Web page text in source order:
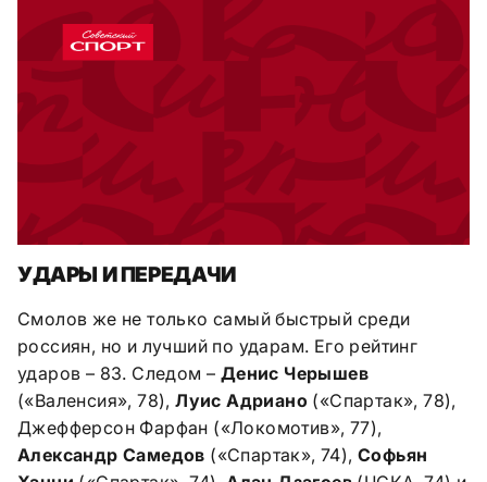
УДАРЫ И ПЕРЕДАЧИ
Смолов же не только самый быстрый среди
россиян, но и лучший по ударам. Его рейтинг
ударов – 83. Следом – Денис Черышев
(«Валенсия», 78),Луис Адриано («Спартак», 78),
Джефферсон Фарфан («Локомотив», 77),
Александр Самедов («Спартак», 74),Софьян